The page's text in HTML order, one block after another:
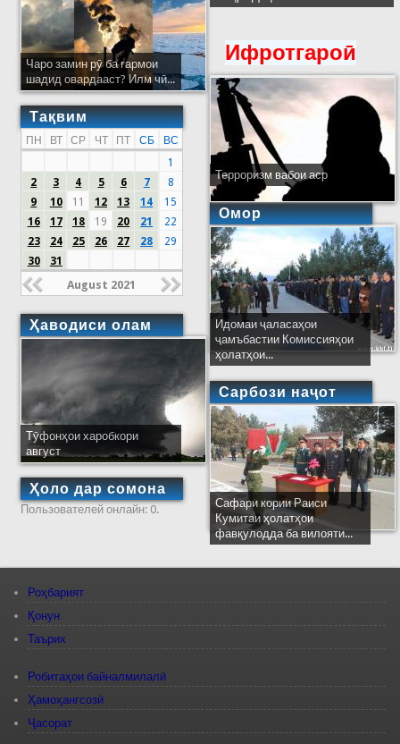
Чаро замин рӯ ба гармои
шадид овардааст? Илм чӣ...
Тақвим
ПН ВТ СР ЧТ ПТ СБ
ВС
1
2
3 4 5 6 7
8
9
10 11 12 13 14
15
16
17 18 19 20 21
22
23
24 25 26 27 28
29
30
31
August 2021
Ҳаводиси олам
Тӯфонҳои харобкори
август
Ҳоло дар сомона
Пользователей онлайн: 0.
Ифротгароӣ
Терроризм вабои аср
Омор
Идомаи ҷаласаҳои
ҷамъбастии Комиссияҳои
ҳолатҳои...
Сарбози наҷот
Сафари кории Раиси
Кумитаи ҳолатҳои
фавқулодда ба вилояти...
Роҳбарият
Қонун
Таърих
Робитаҳои байналмилалӣ
Ҳамоҳангсозӣ
Ҷасорат